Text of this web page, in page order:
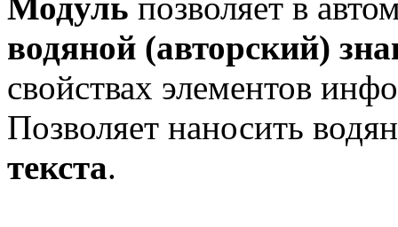
Модуль позволяет в
водяной (авторский)
свойствах элементов
Позволяет наносить
текста.